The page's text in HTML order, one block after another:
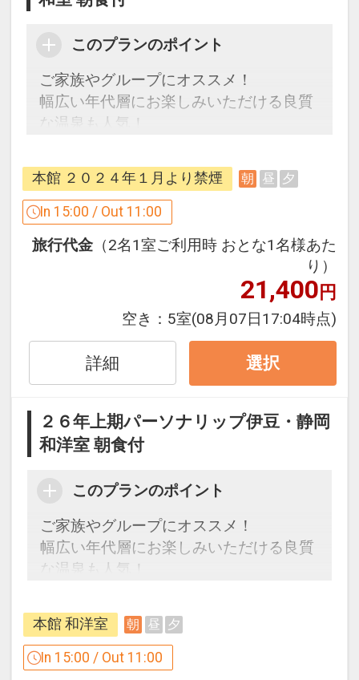
このプランのポイント
ご家族やグループにオススメ！
幅広い年代層にお楽しみいただける良質
な温泉も人気！
ご案内
●布団の上げ下ろしはセルフサービスと
なります。（お布団はチェックイン前に
※お客様のプライベートな時間を大切に
考え、お客様のお付きは行っておりませ
おとな1名＋こども1名でもお得！
おとな1名＋こども1名、合計2名様でご
も代金が適用となり、お得です。
30日
17291373
本館 ２０２４年１月より禁煙 朝 昼 夕
In 15:00 / Out 11:00
旅行代金 （2名1室ご利用時 おとな1名様あた
り）
21,400円
空き： 5室(08月07日17:04時点)
詳細 選択
２６年上期パーソナリップ伊豆・静岡
和洋室 朝食付
このプランのポイント
ご家族やグループにオススメ！
幅広い年代層にお楽しみいただける良質
な温泉も人気！
ご案内
●布団の上げ下ろしはセルフサービスと
なります。（お布団はチェックイン前に
本館 和洋室 朝 昼 夕
In 15:00 / Out 11:00